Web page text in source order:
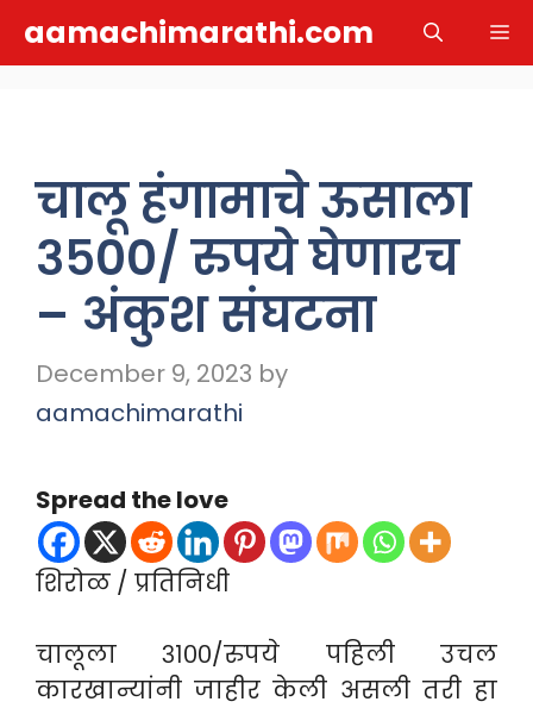
aamachimarathi.com
चालू हंगामाचे ऊसाला
३५००/ रुपये घेणारच
– अंकुश संघटना
December 9, 2023 by
aamachimarathi
Spread the love
शिरोळ / प्रतिनिधी
चालूला ३१००/रुपये पहिली उचल
कारखान्यांनी जाहीर केली असली तरी हा